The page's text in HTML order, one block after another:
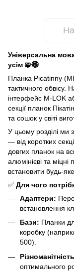
Універсальна
усім 🧩🌐
Планка Picatinny
тактичного обвісу.
інтерфейс M-LOK
секції планок
та сошок у світі
У цьому розділі ми
— від коротких
довгих планок на
алюмінієві та
встановити будь-
✅ Для чого
Адаптери:
встановлення
Бази: Планки
коробку
500).
оптимального